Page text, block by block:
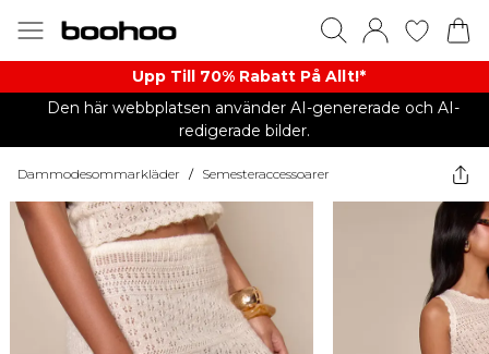
Upp Till 70% Rabatt På Allt!*
Den här webbplatsen använder AI-genererade och AI-
redigerade bilder.
Dammodesommarkläder / Semesteraccessoarer